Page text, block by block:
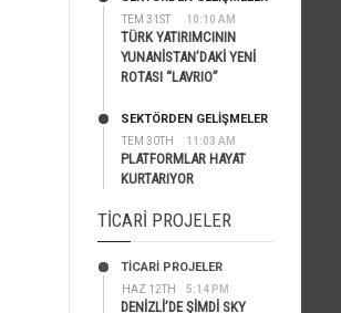
TEM 31ST 10:10 AM
TÜRK YATIRIMCININ
YUNANİSTAN’DAKİ YENİ
ROTASI “LAVRIO”
TEM 30TH 11:03 AM
SEKTÖRDEN GELIŞMELER
PLATFORMLAR HAYAT
KURTARIYOR
TICARI PROJELER
HAZ 12TH 5:14 PM
TİCARİ PROJELER
DENİZLİ’DE ŞİMDİ SKY